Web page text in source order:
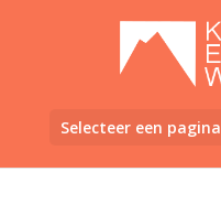
Selecteer een pagina